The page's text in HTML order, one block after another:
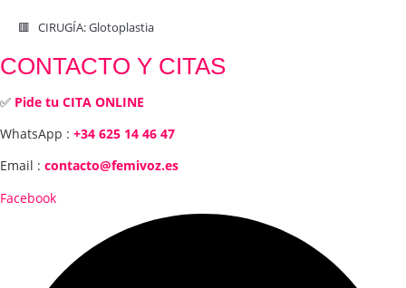
🟥 CIRUGÍA: Glotoplastia
CONTACTO Y CITAS
✅ Pide tu CITA ONLINE
WhatsApp : +34 625 14 46 47
Email : contacto@femivoz.es
Facebook